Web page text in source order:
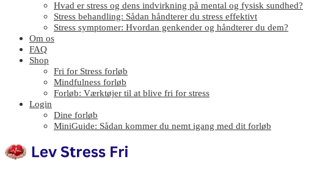
Hvad er stress og dens indvirkning på mental og fysisk sundhed?
Stress behandling: Sådan håndterer du stress effektivt
Stress symptomer: Hvordan genkender og håndterer du dem?
Om os
FAQ
Shop
Fri for Stress forløb
Mindfulness forløb
Forløb: Værktøjer til at blive fri for stress
Login
Dine forløb
MiniGuide: Sådan kommer du nemt igang med dit forløb